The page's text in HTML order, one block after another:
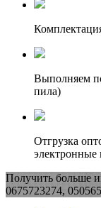
Выполняем
пила)
Отгрузка
электронные
Получить больше
0675723274,